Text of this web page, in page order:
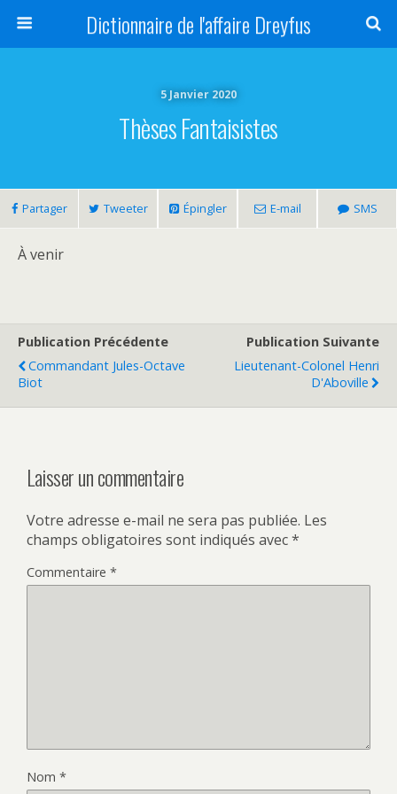
Dictionnaire de l'affaire Dreyfus
5 Janvier 2020
Thèses Fantaisistes
Partager Tweeter Épingler E-mail SMS
À venir
Publication Précédente
Commandant Jules-Octave
Biot
Publication Suivante
Lieutenant-Colonel Henri
D'Aboville
Laisser un commentaire
Votre adresse e-mail ne sera pas publiée. Les
champs obligatoires sont indiqués avec*
Commentaire *
Nom *